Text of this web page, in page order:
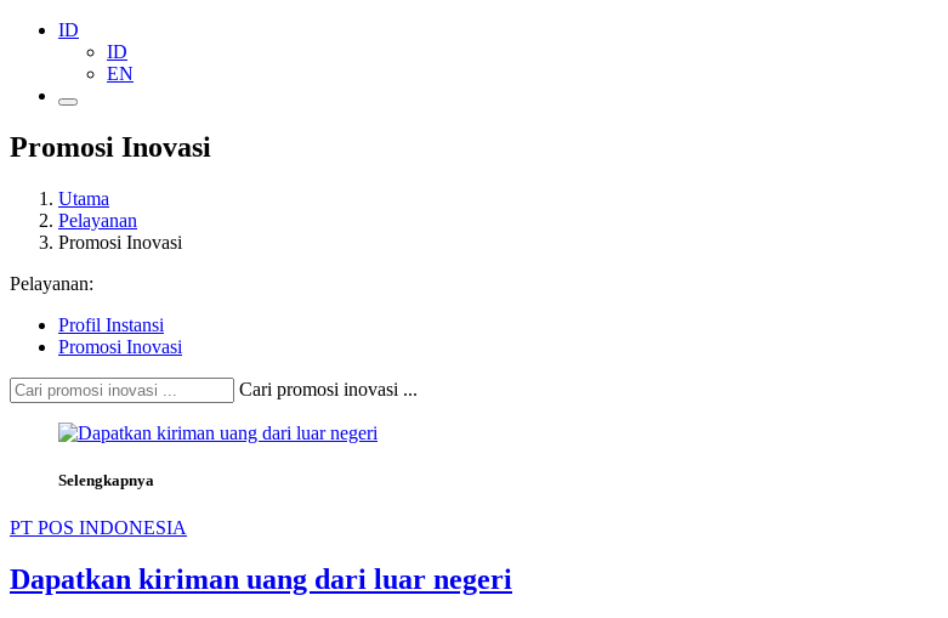
ID
ID
EN
Promosi Inovasi
Utama
Pelayanan
Promosi Inovasi
Pelayanan:
Profil Instansi
Promosi Inovasi
Cari promosi inovasi ...
Selengkapnya
PT POS INDONESIA
Dapatkan kiriman uang dari luar negeri